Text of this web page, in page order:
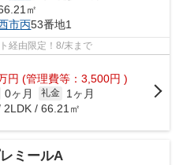
㎡
市丙53番地1
経由限定！8/末まで
円 (管理費等：3,500円 )
0ヶ月 礼金
1ヶ月
2LDK / 66.21㎡
ミールA